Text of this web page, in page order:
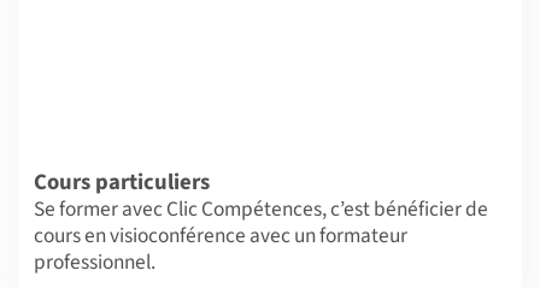
Cours particuliers
Se former avec Clic Compétences, c’est bénéficier de
cours en visioconférence avec un formateur
professionnel.